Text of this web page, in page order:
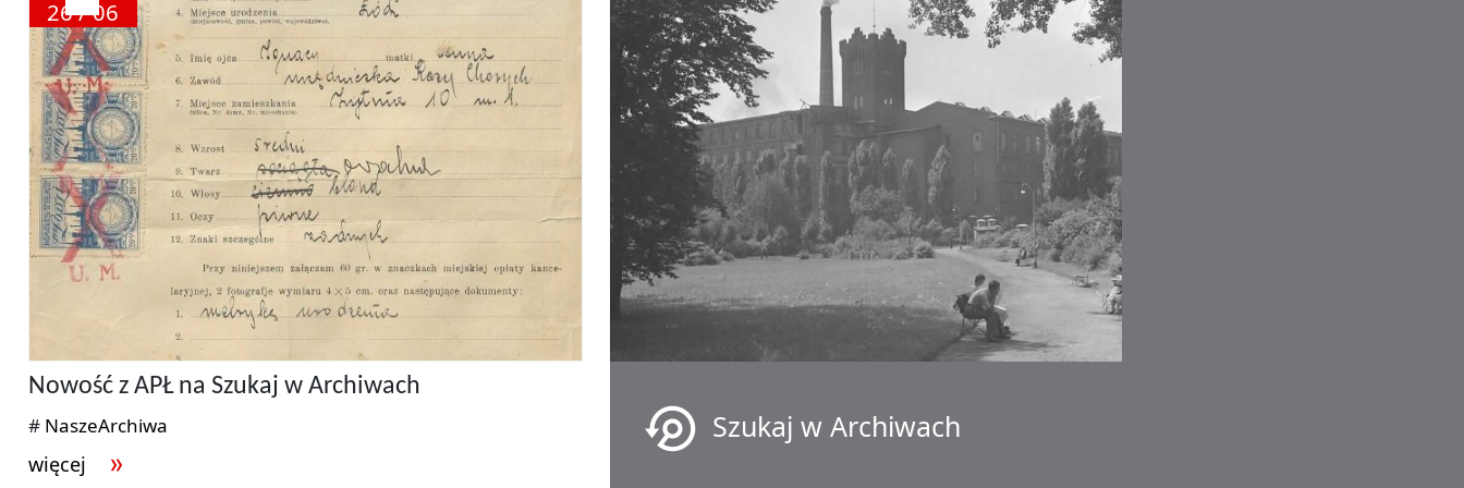
26 / 06
Nowość z APŁ na Szukaj w Archiwach
# NaszeArchiwa
więcej
Szukaj w Archiwach